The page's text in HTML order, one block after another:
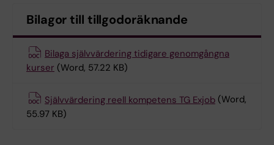
Bilagor till tillgodoräknande
Bilaga självvärdering tidigare genomgångna
kurser (Word, 57.22 KB)
Självvärdering reell kompetens TG Exjob (Word,
55.97 KB)